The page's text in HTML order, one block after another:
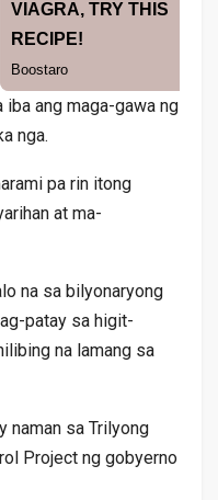
ang maga-gawa ng
nga.
pa rin itong
at ma-
na sa bilyonaryong
patay sa higit-
na lamang sa
naman sa Trilyong
Project ng gobyerno